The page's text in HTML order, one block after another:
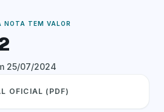
NOTA TEM VALOR
25/07/2024
OFICIAL (PDF)